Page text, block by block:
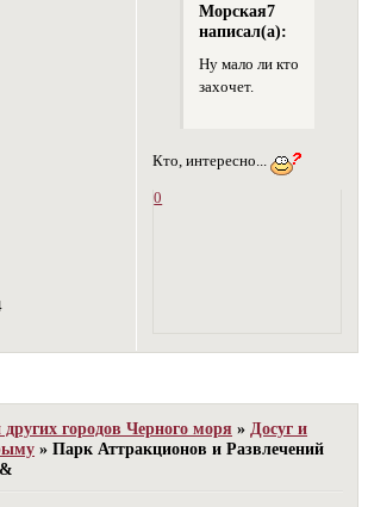
Морская7
написал(а):
Ну мало ли кто
захочет.
Кто, интересно...
0
городов Черного моря » Досуг и
»Парк Аттракционов и Развлечений